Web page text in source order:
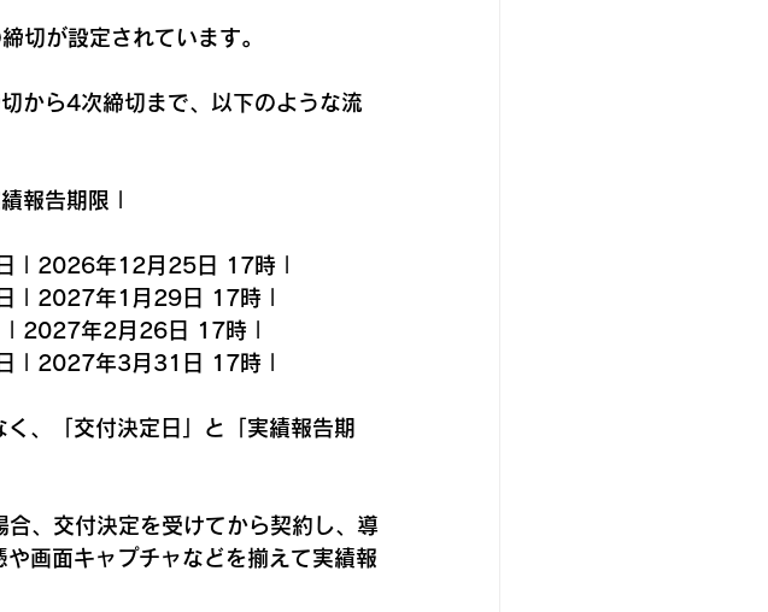
切が設定されています。
から4次締切まで、以下のような流
報告期限 |
| 2026年12月25日 17時 |
| 2027年1月29日 17時 |
2027年2月26日 17時 |
| 2027年3月31日 17時 |
、「交付決定日」と「実績報告期
、交付決定を受けてから契約し、導
画面キャプチャなどを揃えて実績報